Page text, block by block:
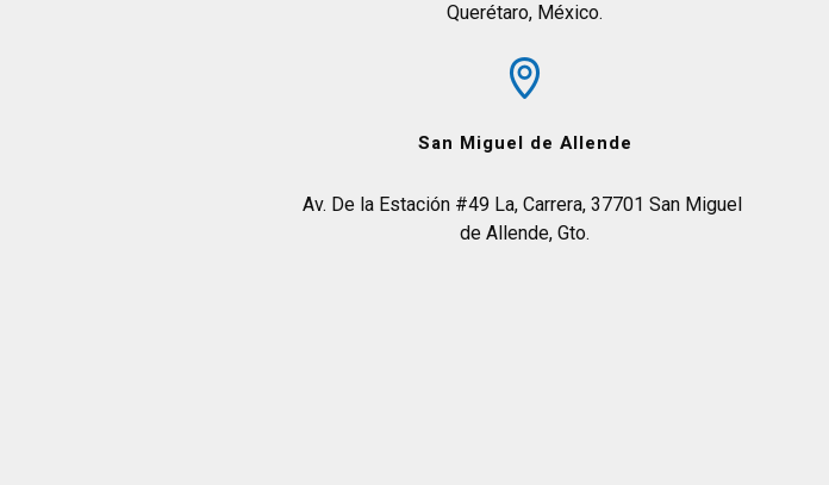
Querétaro, México.
San Miguel de Allende
Av. De la Estación #49 La, Carrera, 37701 San Miguel
de Allende, Gto.